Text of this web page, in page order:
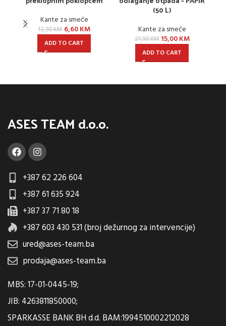
Kante za smeće
12,90KM 6,60KM
ADD TO CART
(50 L)
Kante za smeće
21,90KM 15,00KM
ADD TO CART
ASES TEAM d.o.o.
+387 62 226 604
+387 61 635 924
+387 37 71 80 18
+387 603 430 531 (broj dežurnog za intervencije)
ured@ases-team.ba
prodaja@ases-team.ba
MBS: 17-01-0445-19;
JIB: 4263811850000;
SPARKASSE BANK BH d.d. BAM:1994510002212028